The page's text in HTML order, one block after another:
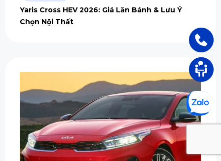
Yaris Cross HEV 2026: Giá Lăn Bánh & Lưu Ý
Chọn Nội Thất